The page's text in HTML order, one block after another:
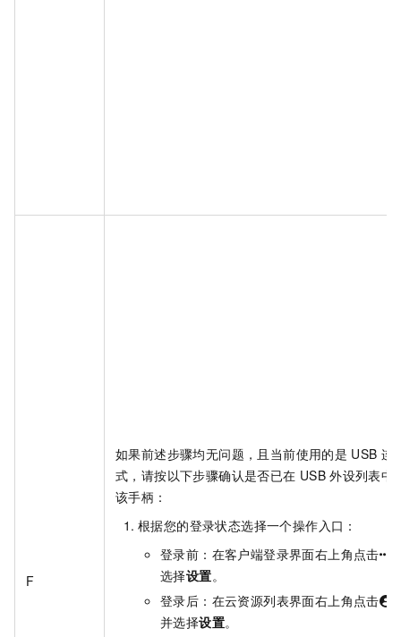
F
如果前述步骤均无问题，且当前使用的是 USB 连
式，请按以下步骤确认是否已在 USB 外设列表中
该手柄：
根据您的登录状态选择一个操作入口：
登录前：在客户端登录界面右上角点击
选择设置。
登录后：在云资源列表界面右上角点击
并选择设置。